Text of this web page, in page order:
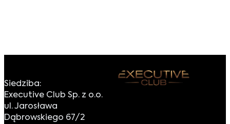
Siedziba:
Executive Club Sp. z o.o.
ul. Jarosława
Dąbrowskiego 67/2